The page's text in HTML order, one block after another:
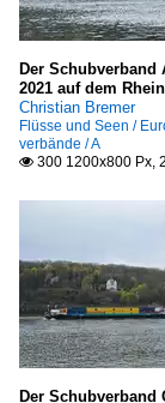
Der Schubverband
2021 auf dem
Christian Bremer
Flüsse und Seen /
verbände / A
 300 1200x800 Px,
Der Schubverband